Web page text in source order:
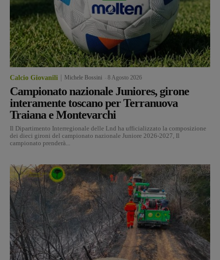
Calcio Giovanili Michele Bossini 8 Agosto 2026
Campionato nazionale Juniores, girone
interamente toscano per Terranuova
Traiana e Montevarchi
Il Dipartimento Interregionale delle Lnd ha ufficializzato la composizione
dei dieci gironi del campionato nazionale Juniore 2026-2027, Il
campionato prenderà...